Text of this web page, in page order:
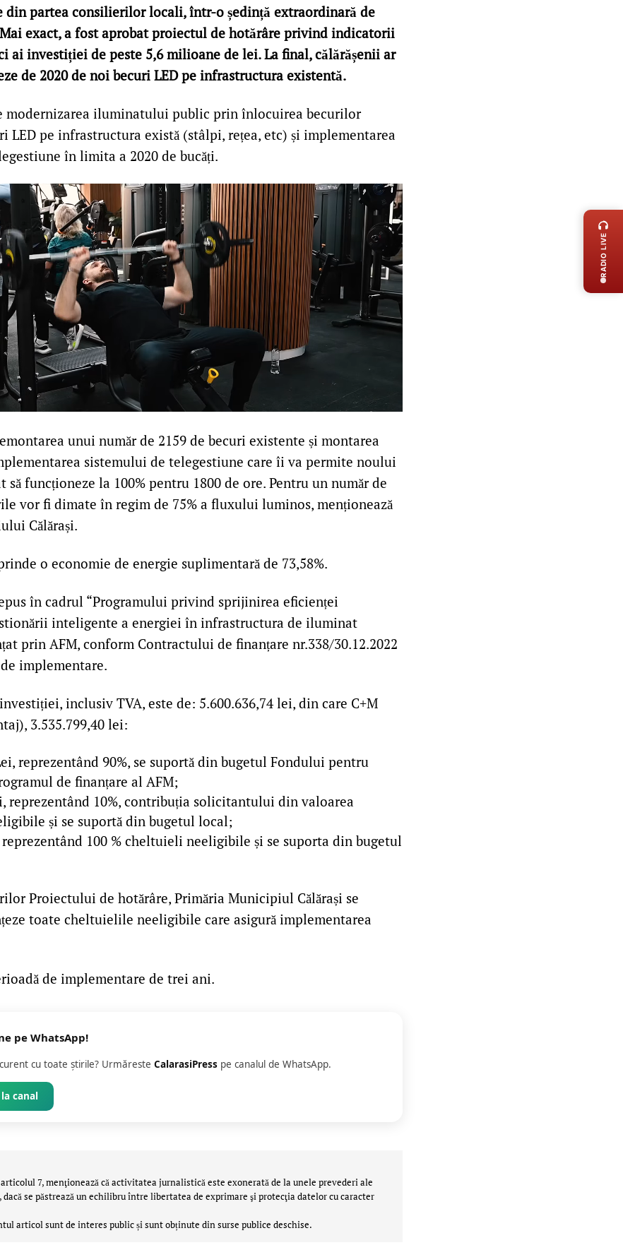
din partea consilierilor locali, într-o ședință extraordinară de
exact, a fost aprobat proiectul de hotărâre privind indicatorii
ai investiției de peste 5,6 milioane de lei. La final, călărășenii ar
de 2020 de noi becuri LED pe infrastructura existentă.
modernizarea iluminatului public prin înlocuirea becurilor
LED pe infrastructura există (stâlpi, rețea, etc) și implementarea
în limita a 2020 de bucăți.
unui număr de 2159 de becuri existente și montarea
sistemului de telegestiune care îi va permite noului
funcționeze la 100% pentru 1800 de ore. Pentru un număr de
vor fi dimate în regim de 75% a fluxului luminos, menționează
Călărași.
o economie de energie suplimentară de 73,58%.
în cadrul “Programului privind sprijinirea eficienței
inteligente a energiei în infrastructura de iluminat
prin AFM, conform Contractului de finanțare nr.338/30.12.2022
implementare.
inclusiv TVA, este de: 5.600.636,74 lei, din care C+M
3.535.799,40 lei:
reprezentând 90%, se suportă din bugetul Fondului pentru
de finanțare al AFM;
reprezentând 10%, contribuția solicitantului din valoarea
și se suportă din bugetul local;
reprezentând 100 % cheltuieli neeligibile și se suporta din bugetul
Proiectului de hotărâre, Primăria Municipiul Călărași se
toate cheltuielile neeligibile care asigură implementarea
de implementare de trei ani.
pe WhatsApp!
cu toate știrile? Urmăreste CalarasiPress pe canalul de WhatsApp.
canal
7, menţionează că activitatea jurnalistică este exonerată de la unele prevederi ale
dacă se păstrează un echilibru între libertatea de exprimare şi protecţia datelor cu caracter
articol sunt de interes public și sunt obținute din surse publice deschise.
RADIO LIVE